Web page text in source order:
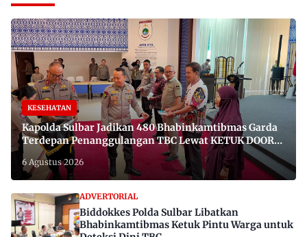
KESEHATAN
Kapolda Sulbar Jadikan 480 Bhabinkamtibmas Garda
Terdepan Penanggulangan TBC Lewat KETUK DOORS
di 650 Desa
6 Agustus 2026
ADVERTORIAL
Biddokkes Polda Sulbar Libatkan
Bhabinkamtibmas Ketuk Pintu Warga untuk